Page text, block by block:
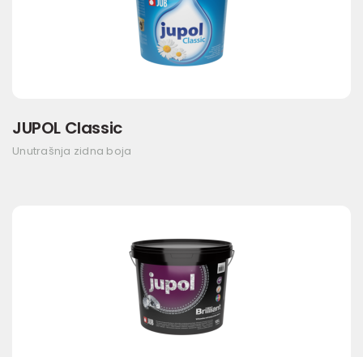
JUPOL Classic
Unutrašnja zidna boja